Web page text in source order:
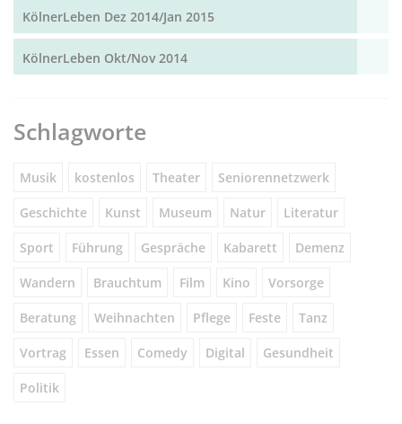
KölnerLeben Dez 2014/Jan 2015
KölnerLeben Okt/Nov 2014
Schlagworte
Musik kostenlos Theater Seniorennetzwerk
Geschichte Kunst Museum Natur Literatur
Sport Führung Gespräche Kabarett Demenz
Wandern Brauchtum Film Kino Vorsorge
Beratung Weihnachten Pflege Feste Tanz
Vortrag Essen Comedy Digital Gesundheit
Politik